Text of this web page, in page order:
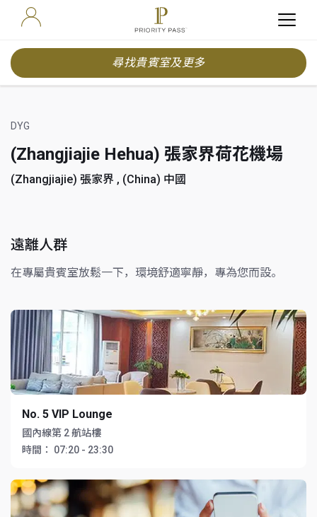
尋找貴賓室及更多
DYG
(Zhangjiajie Hehua) 張家界荷花機場
(Zhangjiajie) 張家界 , (China) 中國
遠離人群
在專屬貴賓室放鬆一下，環境舒適寧靜，專為您而設。
No. 5 VIP Lounge
國內線第 2 航站樓
時間：
07:20 - 23:30